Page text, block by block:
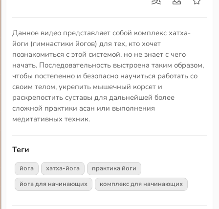
Данное видео представляет собой комплекс хатха-
йоги (гимнастики йогов) для тех, кто хочет
познакомиться с этой системой, но не знает с чего
начать. Последовательность выстроена таким образом,
чтобы постепенно и безопасно научиться работать со
своим телом, укрепить мышечный корсет и
раскрепостить суставы для дальнейшей более
сложной практики асан или выполнения
медитативных техник.
Теги
йога хатха-йога
практика йоги
йога для начинающих
комплекс для начинающих